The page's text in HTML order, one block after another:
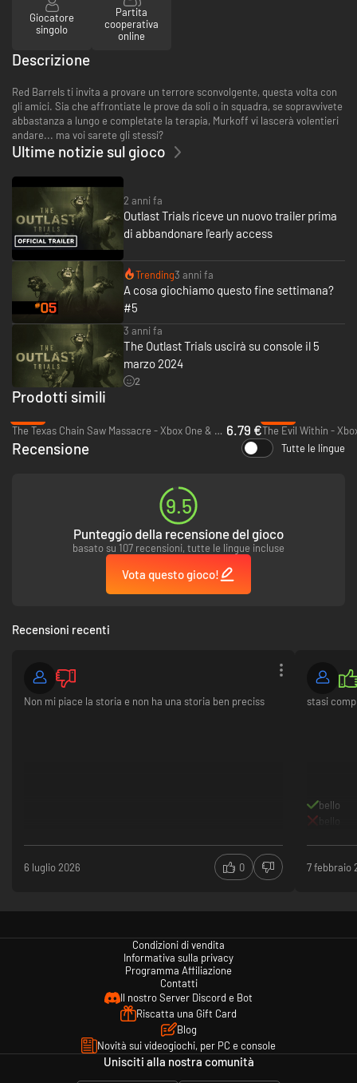
Giocatore
singolo
Partita
cooperativa
online
Descrizione
Red Barrels ti invita a provare un terrore sconvolgente, questa volta con
gli amici. Sia che affrontiate le prove da soli o in squadra, se sopravvivete
abbastanza a lungo e completate la terapia, Murkoff vi lascerà volentieri
andare... ma voi sarete gli stessi?
Ultime notizie sul gioco
2 anni fa
Outlast Trials riceve un nuovo trailer prima
di abbandonare l'early access
Trending3 anni fa
A cosa giochiamo questo fine settimana?
#5
3 anni fa
The Outlast Trials uscirà su console il 5
marzo 2024
2
Prodotti simili
The Texas Chain Saw Massacre - Xbox One & Xbox Series X|S 6.79 €The Evil Within -
Recensione Tutte le lingue
9.5
Punteggio della recensione del gioco
basato su 107 recensioni, tutte le lingue incluse
Vota questo gioco!
Recensioni recenti
Non mi piace la storia e non ha una storia ben preciss
6 luglio 2026 0
stasi
bello
7 febbraio
Condizioni di vendita
Informativa sulla privacy
Programma Affiliazione
Contatti
Il nostro Server Discord e Bot
Riscatta una Gift Card
Blog
Novità sui videogiochi, per PC e console
Unisciti alla nostra comunità